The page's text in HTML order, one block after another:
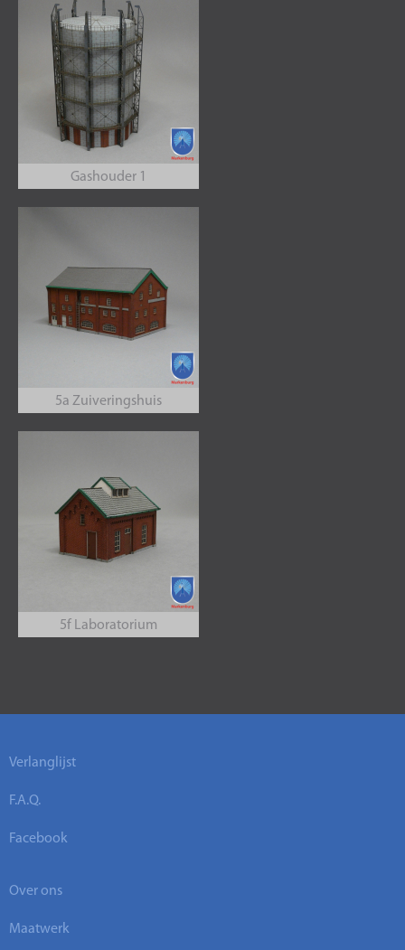
Gashouder 1
5a Zuiveringshuis
5f Laboratorium
Verlanglijst
F.A.Q.
Facebook
Over ons
Maatwerk